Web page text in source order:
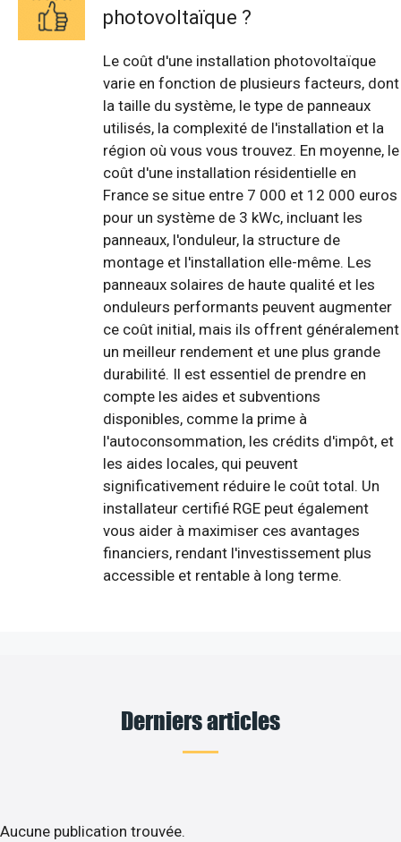
photovoltaïque ?
Le coût d'une installation photovoltaïque
varie en fonction de plusieurs facteurs, dont
la taille du système, le type de panneaux
utilisés, la complexité de l'installation et la
région où vous vous trouvez. En moyenne, le
coût d'une installation résidentielle en
France se situe entre 7 000 et 12 000 euros
pour un système de 3 kWc, incluant les
panneaux, l'onduleur, la structure de
montage et l'installation elle-même. Les
panneaux solaires de haute qualité et les
onduleurs performants peuvent augmenter
ce coût initial, mais ils offrent généralement
un meilleur rendement et une plus grande
durabilité. Il est essentiel de prendre en
compte les aides et subventions
disponibles, comme la prime à
l'autoconsommation, les crédits d'impôt, et
les aides locales, qui peuvent
significativement réduire le coût total. Un
installateur certifié RGE peut également
vous aider à maximiser ces avantages
financiers, rendant l'investissement plus
accessible et rentable à long terme.
Derniers articles
Aucune publication trouvée.